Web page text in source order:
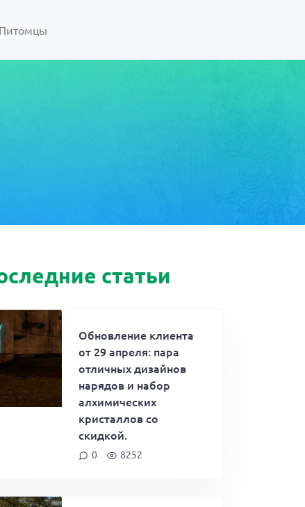
Питомцы
статьи
Обновление клиента
от 29 апреля: пара
отличных дизайнов
нарядов и набор
алхимических
кристаллов со
скидкой.
0 8252